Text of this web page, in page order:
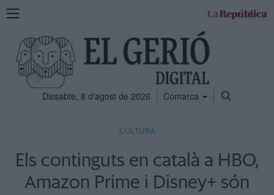
Mostra
navegació
Dissabte, 8 d'agost de 2026 Comarca
CULTURA
Els continguts en català a HBO,
Amazon Prime i Disney+ són